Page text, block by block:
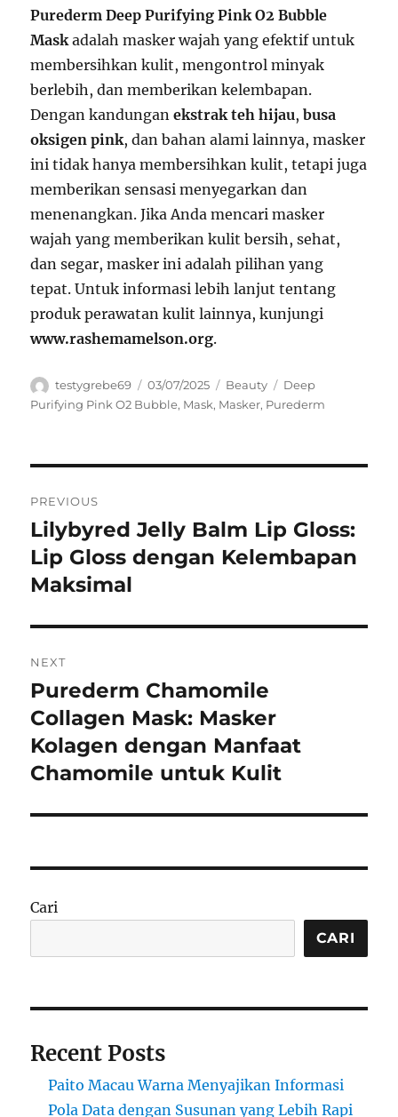
Purederm Deep Purifying Pink O2 Bubble
Maskadalah masker wajah yang efektif untuk
membersihkan kulit, mengontrol minyak
berlebih, dan memberikan kelembapan.
Dengan kandunganekstrak teh hijau,busa
oksigen pink, dan bahan alami lainnya, masker
ini tidak hanya membersihkan kulit, tetapi juga
memberikan sensasi menyegarkan dan
menenangkan. Jika Anda mencari masker
wajah yang memberikan kulit bersih, sehat,
dan segar, masker ini adalah pilihan yang
tepat. Untuk informasi lebih lanjut tentang
produk perawatan kulit lainnya, kunjungi
www.rashemamelson.org.
Author
testygrebe69
Posted
on
03/07/2025 Categories
Beauty Tags
Deep
Purifying Pink O2 Bubble, Mask, Masker, Purederm
pos
PREVIOUS
Previous
post:
Lilybyred Jelly Balm Lip Gloss:
Lip Gloss dengan Kelembapan
Maksimal
NEXT
Next
post:
Purederm Chamomile
Collagen Mask: Masker
Kolagen dengan Manfaat
Chamomile untuk Kulit
Cari
CARI
Recent Posts
Paito Macau Warna Menyajikan Informasi
Pola Data dengan Susunan yang Lebih Rapi